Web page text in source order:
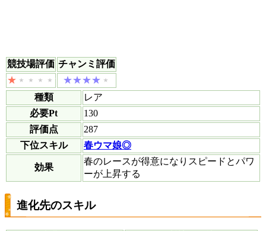
競技場評価 チャンミ評価
種類
レア
必要Pt
130
評価点
287
下位スキル
春ウマ娘◎
効果
春のレースが得意になりスピードとパワ
ーが上昇する
進化先のスキル